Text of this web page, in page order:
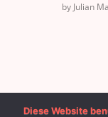
by Julian
Diese Website